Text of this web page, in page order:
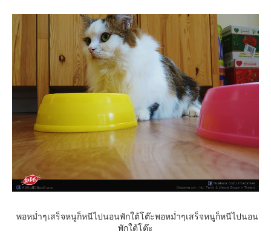
พอหม่ำๆเสร็จหนูก็หนีไปนอนพักใต้โต๊ะพอหม่ำๆเสร็จหนูก็หนีไปนอน
พักใต้โต๊ะ